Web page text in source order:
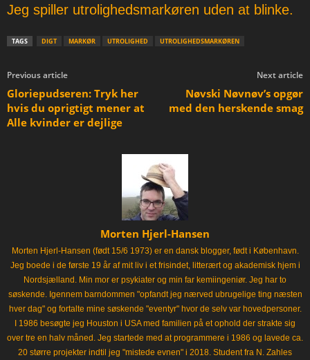
Jeg spiller utrolighedsmarkøren uden at blinke.
TAGS DIGT MARKØR UTROLIGHED UTROLIGHEDSMARKØREN
Previous article
Gloriepudseren: Tryk her
hvis du oprigtigt mener at
Alle kvinder er dejlige
Next article
Nøvski Nøvnøv’s opgør
med den herskende smag
Morten Hjerl-Hansen
Morten Hjerl-Hansen (født 15/6 1973) er en dansk blogger, født i København.
Jeg boede i de første 19 år af mit liv i et frisindet, litterært og akademisk hjem i
Nordsjælland. Min mor er psykiater og min far kemiingeniør. Jeg har to
søskende. Igennem barndommen "opfandt jeg nærved ubrugelige ting næsten
hver dag" og fortalte mine søskende "eventyr" hvor de selv var hovedpersoner.
I 1986 besøgte jeg Houston i USA med familien på et ophold der strakte sig
over tre en halv måned. Jeg startede med at programmere i 1986 og lavede ca.
20 større projekter indtil jeg "mistede evnen" i 2018. Student fra N. Zahles